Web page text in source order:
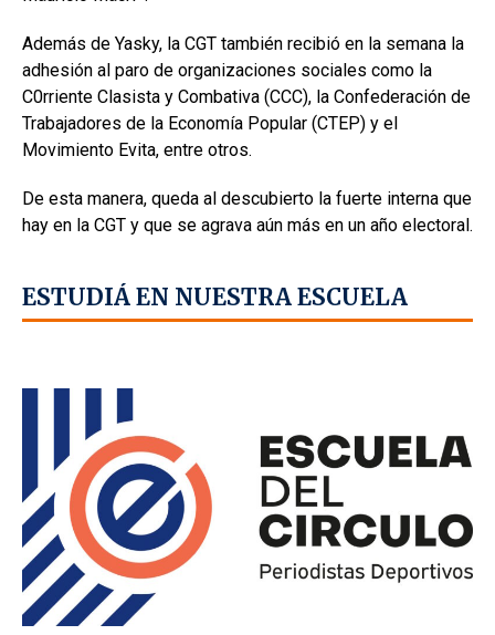
Además de Yasky, la CGT también recibió en la semana la
adhesión al paro de organizaciones sociales como la
C0rriente Clasista y Combativa (CCC), la Confederación de
Trabajadores de la Economía Popular (CTEP) y el
Movimiento Evita, entre otros.
De esta manera, queda al descubierto la fuerte interna que
hay en la CGT y que se agrava aún más en un año electoral.
ESTUDIÁ EN NUESTRA ESCUELA